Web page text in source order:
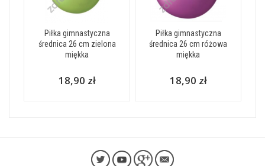
Piłka gimnastyczna
średnica 26 cm zielona
miękka
18,90 zł
Piłka gimnastyczna
średnica 26 cm różowa
miękka
18,90 zł